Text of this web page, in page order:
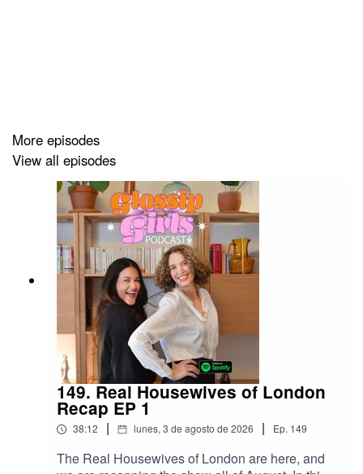
El nuevo documental de
confesión brutal sobre Hollywood, excesos y
redención.
Justin y Hailey Bieber celebran 7 años de
matrimonio con un “wall art” lleno de reglas
familiares — ¿glow o demasiado espiritual para
Instagram?
🌹 Taylor Frankie Paul de Secret Lives of Mormon
Wives es la próximaBachelorette
Síguenos para más Glossip en Instagram
gustado este episodio ¡suscríbete y deja un comentario!
More episodes
View all episodes
149. Real Housewives of London
Recap EP 1
38:12 | lunes, 3 de agosto de 2026 | Ep. 149
The Real Housewives of London are here, and